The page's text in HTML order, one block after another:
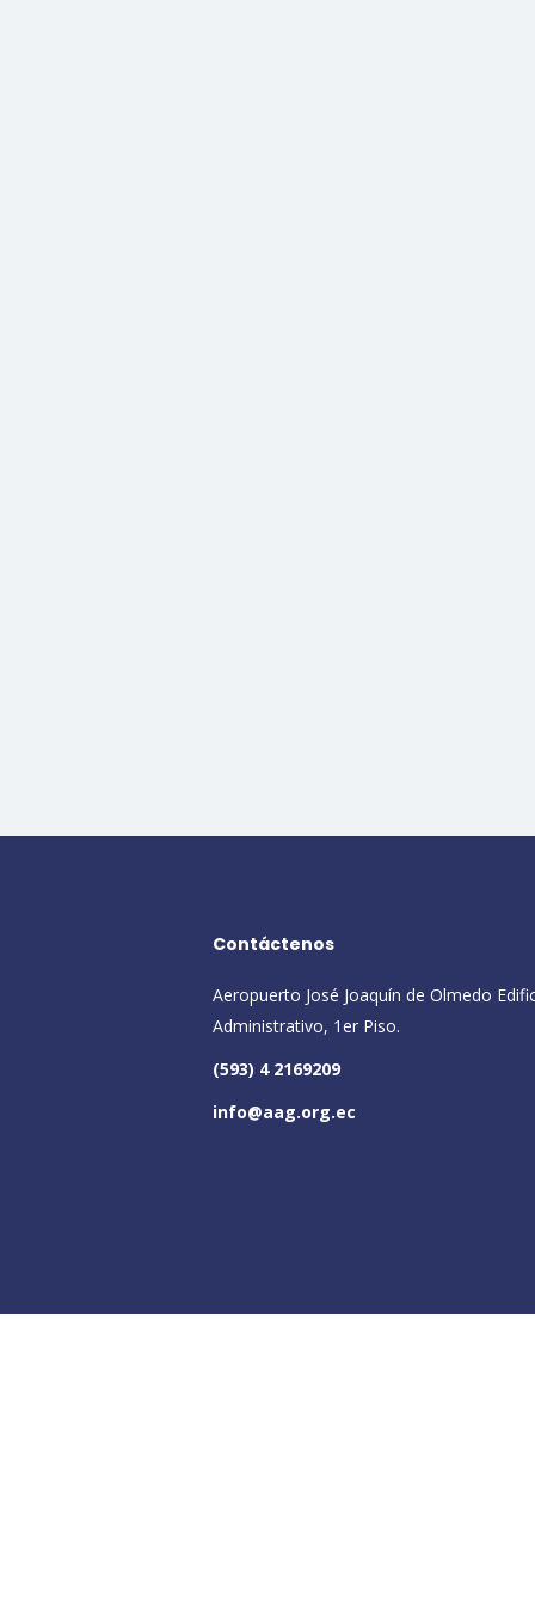
Contáctenos
Aeropuerto José Joaquín de Olmedo
Administrativo, 1er Piso.
(593) 4 2169209
info@aag.org.ec